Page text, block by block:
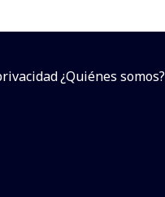
¿Quiénes somos?